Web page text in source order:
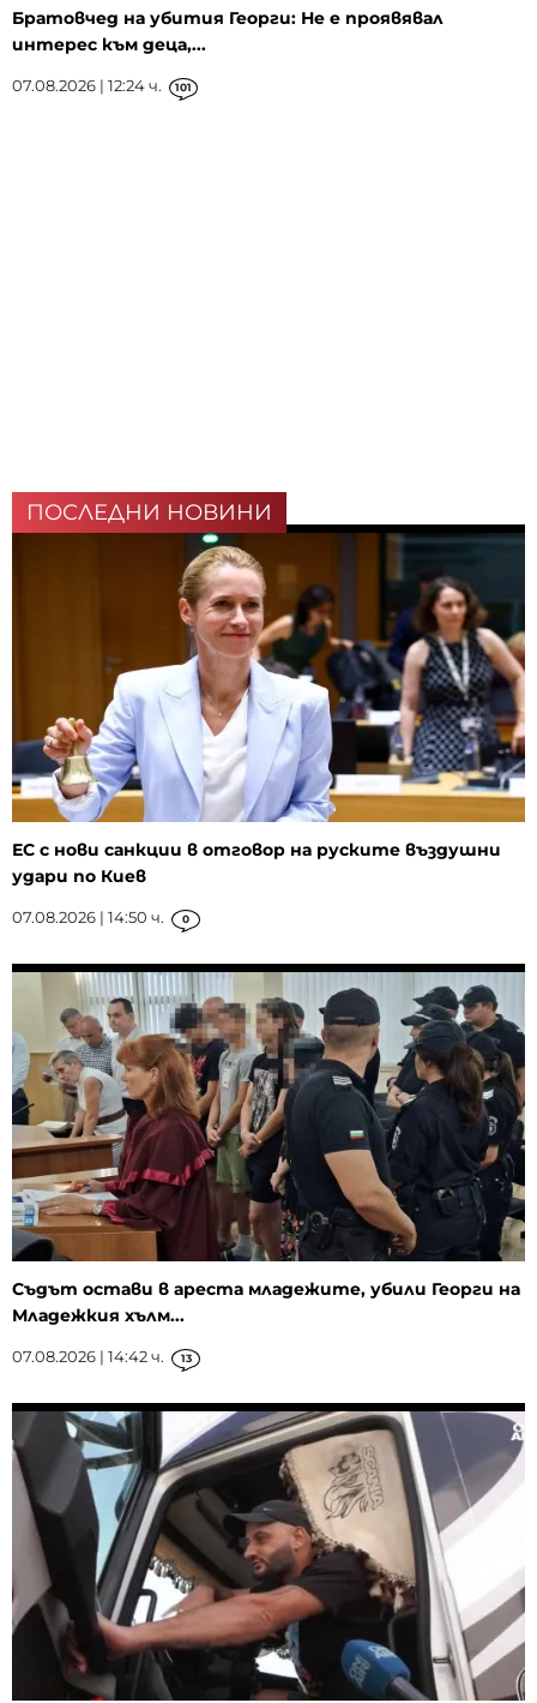
Братовчед на убития Георги: Не е проявявал
интерес към деца,...
07.08.2026 | 12:24 ч. 101
ПОСЛЕДНИ НОВИНИ
ЕС с нови санкции в отговор на руските въздушни
удари по Киев
07.08.2026 | 14:50 ч. 0
Съдът остави в ареста младежите, убили Георги на
Младежкия хълм...
07.08.2026 | 14:42 ч. 13